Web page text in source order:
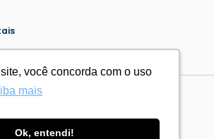
você concorda com o uso
mais
Ok, entendi!
você concorda com o uso
mais
Ok, entendi!
de PrivacidadeCookies
Feito por